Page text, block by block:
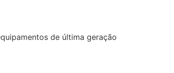
de última geração